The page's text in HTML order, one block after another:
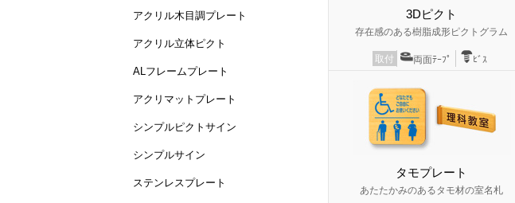
アクリル木目調プレート
アクリル立体ピクト
ALフレームプレート
アクリマットプレート
シンプルピクトサイン
シンプルサイン
ステンレスプレート
3Dピクト
存在感のある樹脂成形ピクトグラム
取付 両面ﾃｰﾌﾟ ﾋﾞｽ
タモプレート
あたたかみのあるタモ材の室名札